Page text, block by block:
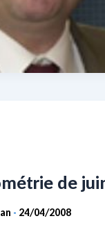
de
- 24/04/2008